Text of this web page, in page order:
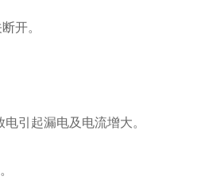
开。
引起漏电及电流增大。